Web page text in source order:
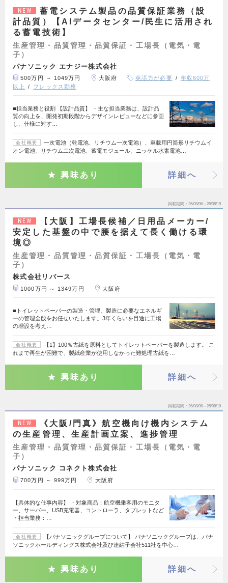
NEW
蓄電システム製品の品質保証業務（設
計品質）【AIデータセンター/民生に活用され
る蓄電技術】
生産管理・品質管理・品質保証・工場長（電気・電
子）
パナソニック エナジー株式会社
500万円 ～ 1049万円 大阪府 英語力が必要
年収600万
以上
フレックス勤務
■担当業務と役割 【設計品質】 ・主な担当業務は、設計品
質の向上を、開発初期段階からデザインレビューなどに参画
し、仕様に対す…
会社概要
一次電池（乾電池、リチウム一次電池）、車載用円筒形リチウムイ
オン電池、リチウム二次電池、蓄電モジュール、ニッケル水素電池…
興味あり 詳細へ
掲載期間 26/08/06～26/08/19
NEW
【大阪】工場長候補／日用品メーカー/
安定した基盤の中で腰を据えて長く働ける環
境◎
生産管理・品質管理・品質保証・工場長（電気・電
子）
株式会社リバース
1000万円 ～ 1349万円 大阪府
■トイレットペーパ一の製造・管埋、製造に必要なエネルギ
ーの管理全般をお任せいたします。3年くらいを目途に工場
の増設を考え…
会社概要
【1】100％古紙を原料としてトイレットペーパーを製造します。 こ
れまで再生が困難で、製紙産業が使用しなかった難処理古紙を…
興味あり 詳細へ
掲載期間 26/08/06～26/08/19
NEW
《大阪/門真》航空機向け機内システム
の生産管理、生産計画立案、進捗管理
生産管理・品質管理・品質保証・工場長（電気・電
子）
パナソニック コネクト株式会社
700万円 ～ 999万円 大阪府
【具体的な仕事内容】 ・対象商品：航空機乗客用のモニタ
ー、サーバー、USB充電器、コントローラ、タブレットなど
・担当業務：…
会社概要
【パナソニックグループについて】 パナソニックグループは、パナ
ソニックホールディングス株式会社及び連結子会社511社を中心…
興味あり 詳細へ